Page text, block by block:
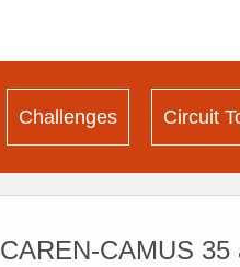
Challenges Circuit
CAREN-CAMUS